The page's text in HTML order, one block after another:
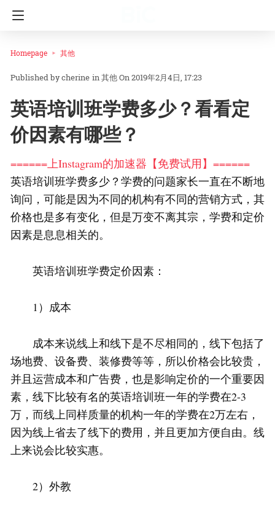
Homepage 其他
cherine in其他On 2019年2月4日, 17:23
英语培训班学费多少？看看定
价因素有哪些？
======上Instagram的加速器【免费试用】======
英语培训班学费多少？学费的问题家长一直在不断地
询问，可能是因为不同的机构有不同的营销方式，其
价格也是多有变化，但是万变不离其宗，学费和定价
因素是息息相关的。
英语培训班学费定价因素：
1）成本
成本来说线上和线下是不尽相同的，线下包括了
场地费、设备费、装修费等等，所以价格会比较贵，
并且运营成本和广告费，也是影响定价的一个重要因
素，线下比较有名的英语培训班一年的学费在2-3
万，而线上同样质量的机构一年的学费在2万左右，
因为线上省去了线下的费用，并且更加方便自由。线
上来说会比较实惠。
2）外教